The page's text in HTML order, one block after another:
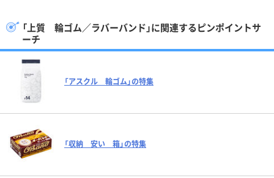
「上質 輪ゴム／ラバーバンド」に関連するピンポイントサ
ーチ
「アスクル 輪ゴム」の特集
「収納 安い 箱」の特集